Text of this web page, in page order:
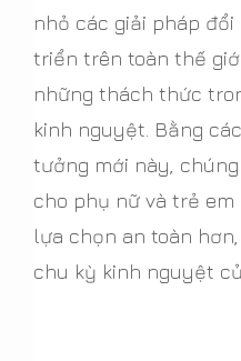
nhỏ các giải pháp
triển trên toàn thế
những thách thức
kinh nguyệt. Bằng
tưởng mới này,
cho phụ nữ và trẻ
lựa chọn an toàn
chu kỳ kinh nguyệt